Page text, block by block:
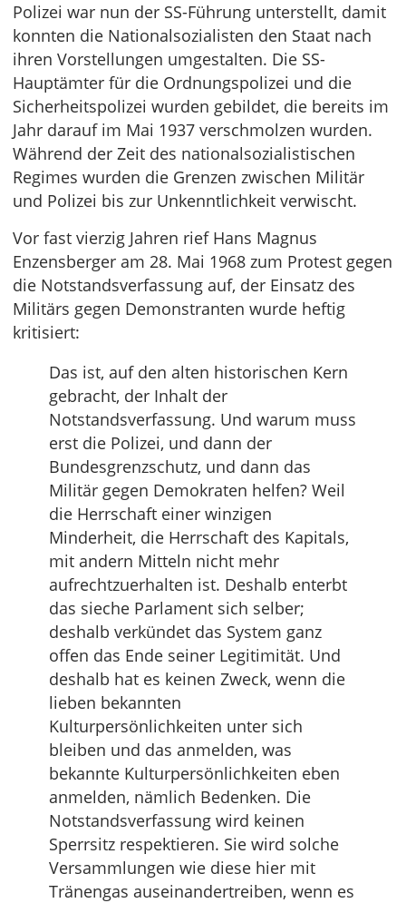
Polizei war nun der SS-Führung unterstellt, damit
konnten die Nationalsozialisten den Staat nach
ihren Vorstellungen umgestalten. Die SS-
Hauptämter für die Ordnungspolizei und die
Sicherheitspolizei wurden gebildet, die bereits im
Jahr darauf im Mai 1937 verschmolzen wurden.
Während der Zeit des nationalsozialistischen
Regimes wurden die Grenzen zwischen Militär
und Polizei bis zur Unkenntlichkeit verwischt.
Vor fast vierzig Jahren rief Hans Magnus
Enzensberger am 28. Mai 1968 zum Protest gegen
die Notstandsverfassung auf, der Einsatz des
Militärs gegen Demonstranten wurde heftig
kritisiert:
Das ist, auf den alten historischen Kern
gebracht, der Inhalt der
Notstandsverfassung. Und warum muss
erst die Polizei, und dann der
Bundesgrenzschutz, und dann das
Militär gegen Demokraten helfen? Weil
die Herrschaft einer winzigen
Minderheit, die Herrschaft des Kapitals,
mit andern Mitteln nicht mehr
aufrechtzuerhalten ist. Deshalb enterbt
das sieche Parlament sich selber;
deshalb verkündet das System ganz
offen das Ende seiner Legitimität. Und
deshalb hat es keinen Zweck, wenn die
lieben bekannten
Kulturpersönlichkeiten unter sich
bleiben und das anmelden, was
bekannte Kulturpersönlichkeiten eben
anmelden, nämlich Bedenken. Die
Notstandsverfassung wird keinen
Sperrsitz respektieren. Sie wird solche
Versammlungen wie diese hier mit
Tränengas auseinandertreiben, wenn es